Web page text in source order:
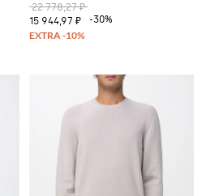
22 778,27 ₽
15 944,97 ₽
-30%